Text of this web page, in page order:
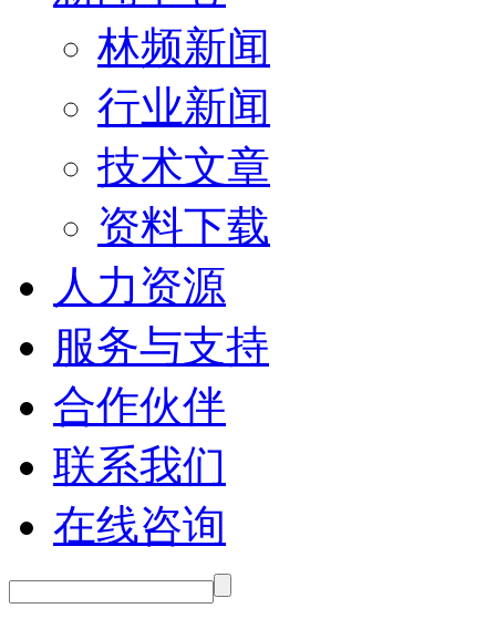
林频新闻
行业新闻
技术文章
资料下载
人力资源
服务与支持
合作伙伴
联系我们
在线咨询